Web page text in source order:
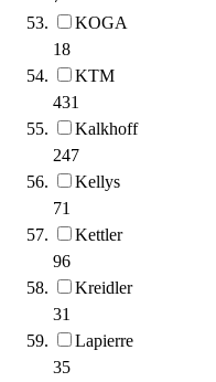
KOGA
18
KTM
431
Kalkhoff
247
Kellys
71
Kettler
96
Kreidler
31
Lapierre
35